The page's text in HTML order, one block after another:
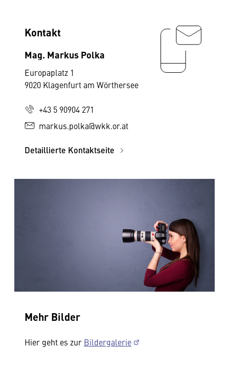
Kontakt
Mag. Markus Polka
Europaplatz 1
9020 Klagenfurt am Wörthersee
+43 5 90904 271
markus.polka@wkk.or.at
Detaillierte Kontaktseite
Mehr Bilder
Hier geht es zur Bildergalerie